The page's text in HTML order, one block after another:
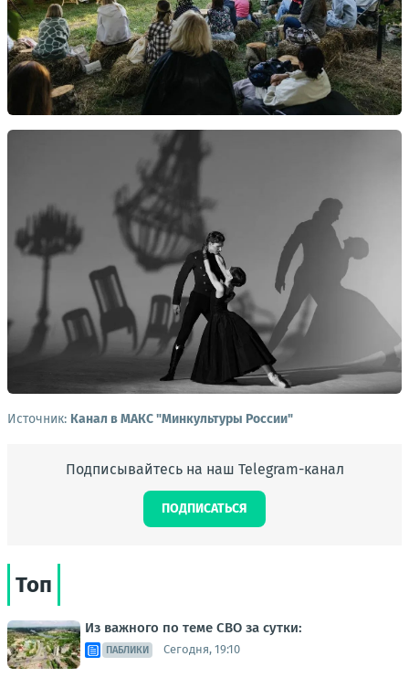
Источник: Канал в МАКС "Минкультуры России"
Подписывайтесь на наш Telegram-канал
ПОДПИСАТЬСЯ
Топ
Из важного по теме СВО за сутки:
ПАБЛИКИ Сегодня, 19:10